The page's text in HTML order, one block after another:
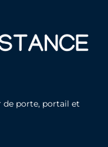
de porte, portail et